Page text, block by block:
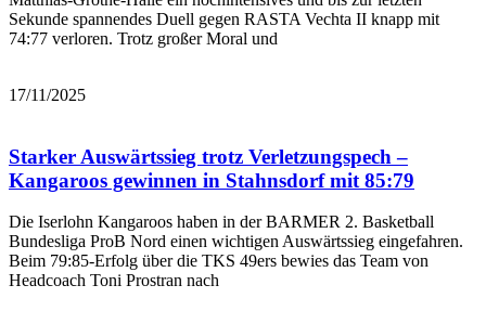
Sekunde spannendes Duell gegen RASTA Vechta II knapp mit
74:77 verloren. Trotz großer Moral und
17/11/2025
Starker Auswärtssieg trotz Verletzungspech –
Kangaroos gewinnen in Stahnsdorf mit 85:79
Die Iserlohn Kangaroos haben in der BARMER 2. Basketball
Bundesliga ProB Nord einen wichtigen Auswärtssieg eingefahren.
Beim 79:85-Erfolg über die TKS 49ers bewies das Team von
Headcoach Toni Prostran nach